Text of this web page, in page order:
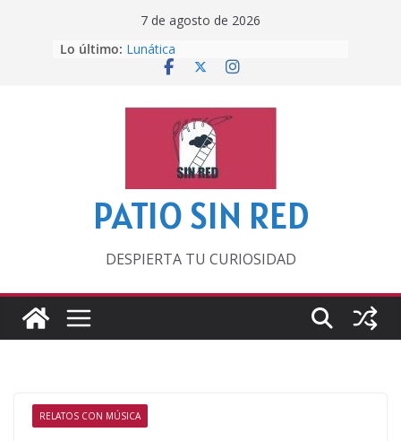
7 de agosto de 2026
Lo último: Lunática
Pero, hasta entonces…
‘La broma infinita’ de recomendar
lecturas veraniegas
Otra del Mundial
PATIO SIN RED
DESPIERTA TU CURIOSIDAD
RELATOS CON MÚSICA